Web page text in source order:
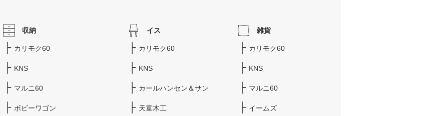
収納
カリモク60
KNS
マルニ60
ボビーワゴン
イス
カリモク60
KNS
カールハンセン＆サン
天童木工
雑貨
カリモク60
KNS
マルニ60
イームズ